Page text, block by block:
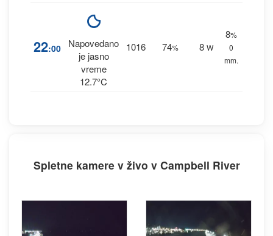
22:00
Napovedano
je jasno
vreme
12.7°C
1016 74% 8 W
8%
0
mm.
Spletne kamere v živo v Campbell River